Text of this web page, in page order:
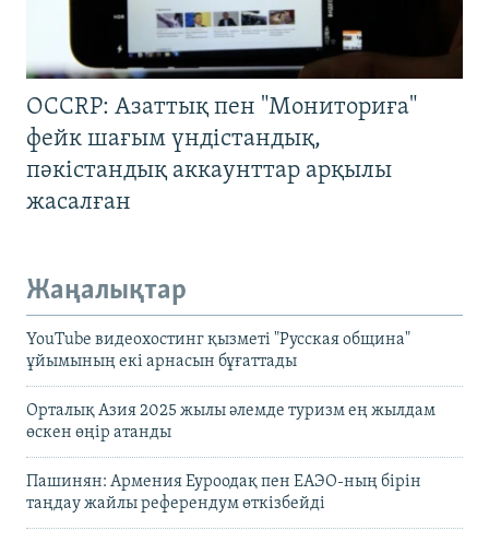
OCCRP: Азаттық пен "Мониториға"
фейк шағым үндістандық,
пәкістандық аккаунттар арқылы
жасалған
Жаңалықтар
YouTube видеохостинг қызметі "Русская община"
ұйымының екі арнасын бұғаттады
Орталық Азия 2025 жылы әлемде туризм ең жылдам
өскен өңір атанды
Пашинян: Армения Еуроодақ пен ЕАЭО-ның бірін
таңдау жайлы референдум өткізбейді